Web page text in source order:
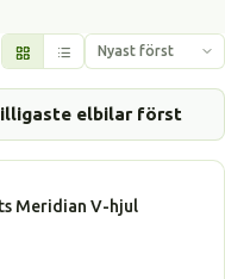
elbilar först
Meridian V-hjul